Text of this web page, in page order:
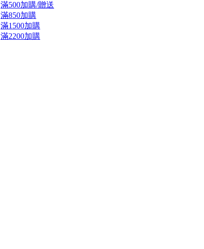
滿500加購/贈送
滿850加購
滿1500加購
滿2200加購